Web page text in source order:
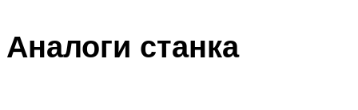
Аналоги станка